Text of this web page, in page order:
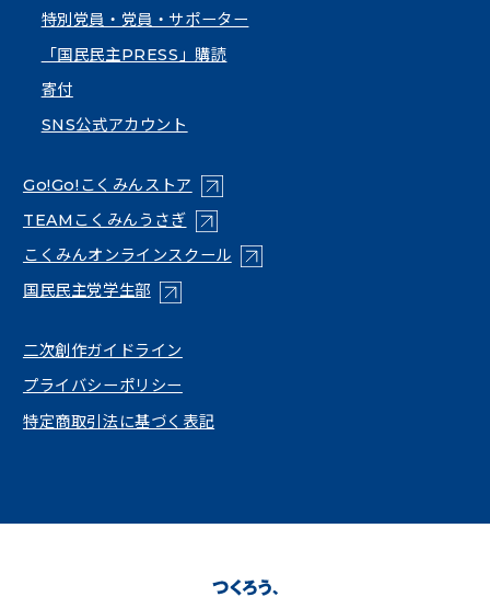
特別党員・党員・サポーター
「国民民主PRESS」購読
寄付
SNS公式アカウント
Go!Go!こくみんストア （新しいタブで開く）
TEAMこくみんうさぎ（新しいタブで開く）
こくみんオンラインスクール（新しいタブで開く）
国民民主党学生部（新しいタブで開く）
二次創作ガイドライン
プライバシーポリシー
特定商取引法に基づく表記